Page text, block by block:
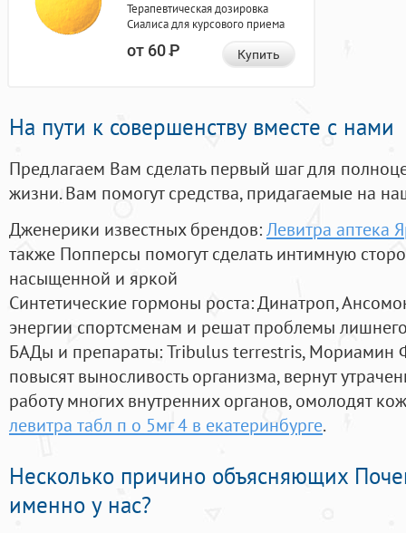
Терапевтическая дозировка
Сиалиса для курсового приема
от 60Р Купить
На пути к совершенству вместе с нами
Предлагаем Вам сделать первый шаг для
жизни. Вам помогут средства, придагаемые на
Дженерики известных брендов:Левитра аптека
также Попперсы помогут сделать интимную
насыщенной и яркой
Синтетические гормоны роста: Динатроп,
энергии спортсменам и решат проблемы
БАДы и препараты:Tribulus terrestris, Мориамин
повысят выносливость организма, вернут
работу многих внутренних органов, омолодят
левитра табл п о 5мг 4 в екатеринбурге.
Несколько причино объясняющих
именно у нас?